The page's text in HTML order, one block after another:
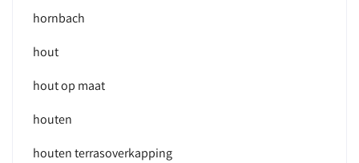
hornbach
hout
hout op maat
houten
houten terrasoverkapping